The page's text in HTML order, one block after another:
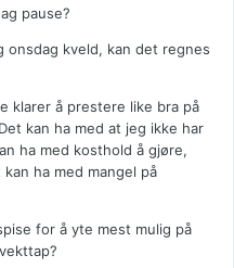
pause?
kveld, kan det regnes
klarer å prestere like bra på
kan ha med at jeg ikke har
ha med kosthold å gjøre,
ha med mangel på
for å yte mest mulig på